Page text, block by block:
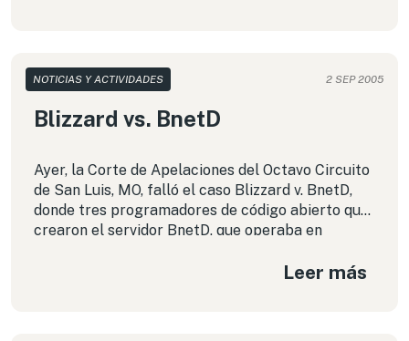
NOTICIAS Y ACTIVIDADES 2 SEP 2005
Blizzard vs. BnetD
Ayer, la Corte de Apelaciones del Octavo Circuito
de San Luis, MO, falló el caso Blizzard v. BnetD,
donde tres programadores de código abierto que
crearon el servidor BnetD, que operaba en
demandados por Blizzard, -la compañía detrás de
Leer más